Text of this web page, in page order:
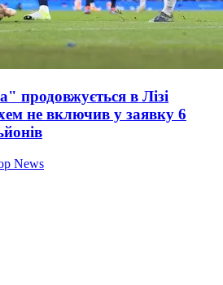
продовжується в Лізі
не включив у заявку 6
News